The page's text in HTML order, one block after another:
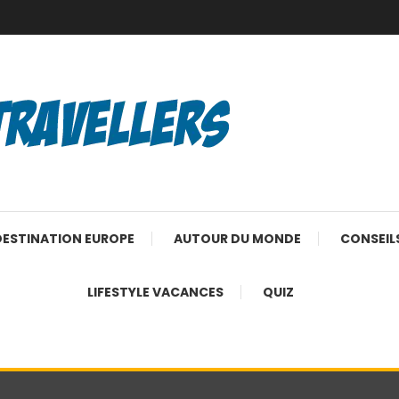
EUROPE AUTOUR DU MONDE
LIFESTYLE VACANCES QUIZ